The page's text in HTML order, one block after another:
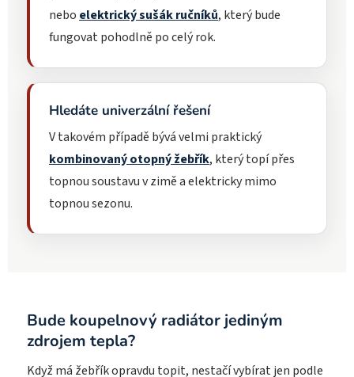
nebo elektrický sušák ručníků, který bude
fungovat pohodlně po celý rok.
Hledáte univerzální řešení
V takovém případě bývá velmi praktický
kombinovaný otopný žebřík, který topí přes
topnou soustavu v zimě a elektricky mimo
topnou sezonu.
Bude koupelnový radiátor jediným
zdrojem tepla?
Když má žebřík opravdu topit, nestačí vybírat jen podle